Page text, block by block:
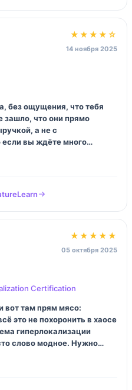
★★★★☆
14 ноября 2025
без ощущения, что тебя
зашло, что они прямо
а не с
если вы ждёте много
про мышление и
★★★★★
05 октября 2025
Certification
вот там прям мясо:
это не похоронить в хаосе
гиперлокализации
слово модное. Нужно
вас съест. Но мне это и